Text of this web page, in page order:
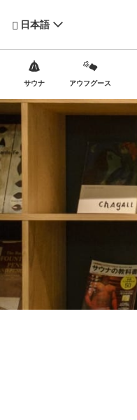
日本語
サウナ アウフグース